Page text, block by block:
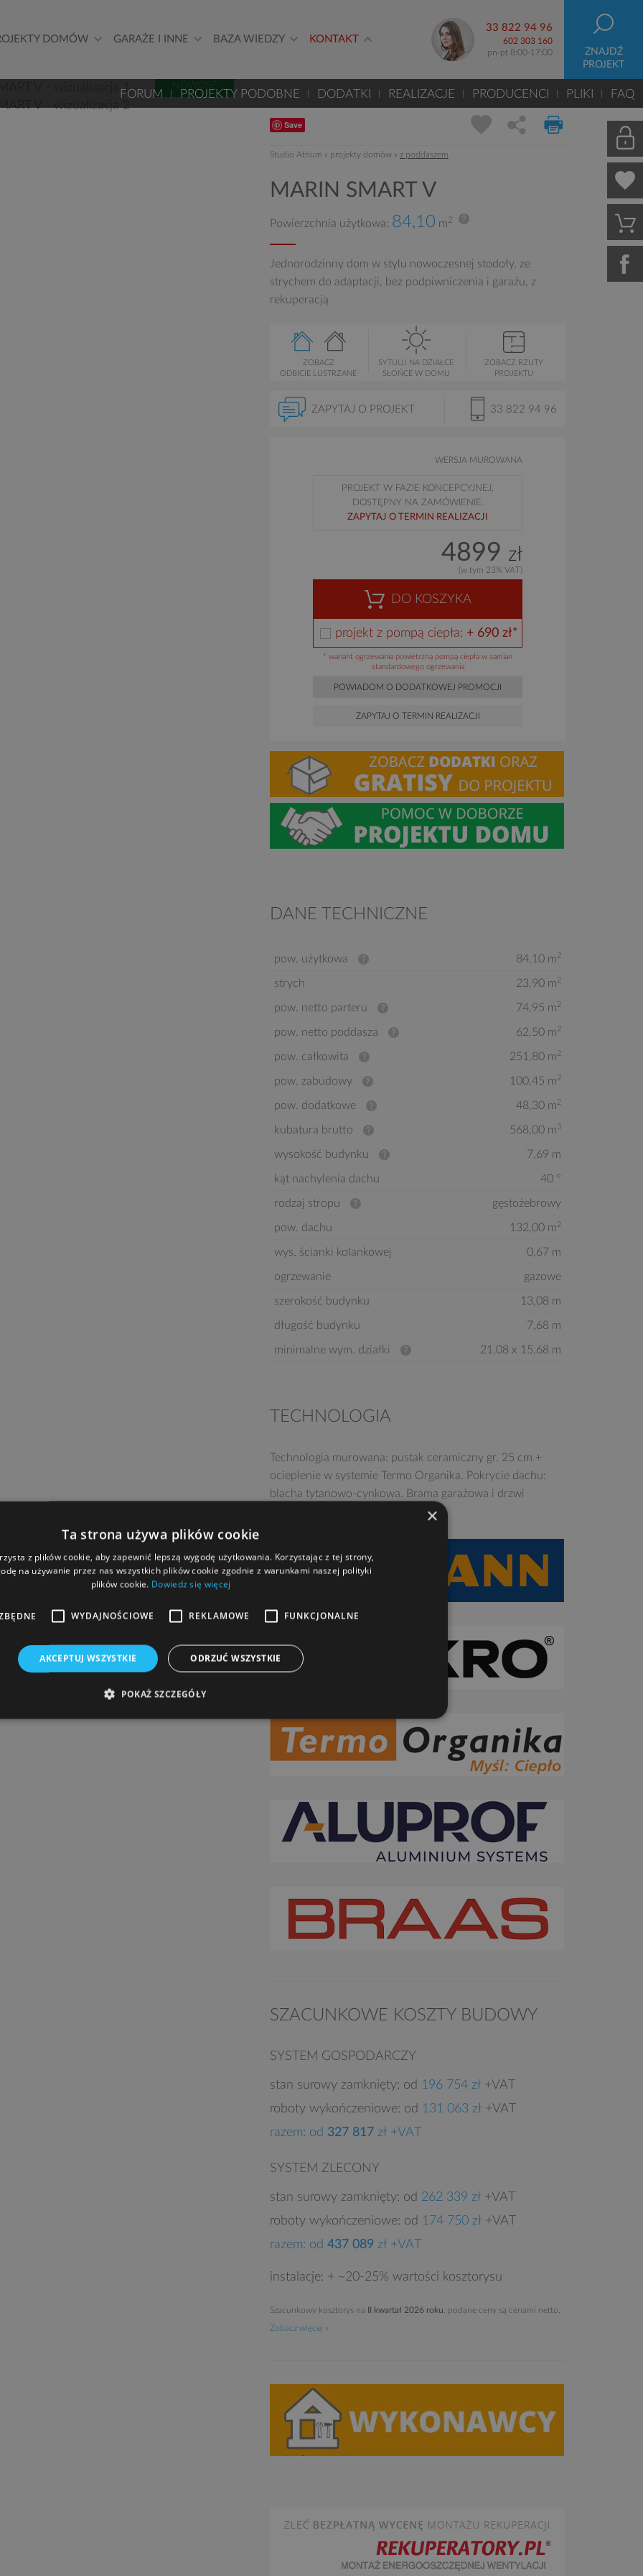
DOMÓW GARAŻE I INNE BAZA WIEDZY KONTAKT
33 822 94 96
602 303 160
pn-pt 8:00-17:00
ZNAJDŹ
PROJEKT
NOWOŚĆ
Save
Studio Atrium » projekty domów » z poddaszem
MARIN SMART V
Powierzchnia użytkowa: 84,10 m2
Jednorodzinny dom w stylu nowoczesnej stodoły, ze
strychem do adaptacji, bez podpiwniczenia i garażu, z
rekuperacją
ZOBACZ
ODBICIE LUSTRZANE
SYTUUJ NA DZIAŁCE
SŁOŃCE W DOMU
ZOBACZ RZUTY
PROJEKTU
ZAPYTAJ O PROJEKT 33 822 94 96
WERSJA MUROWANA
PROJEKT W FAZIE KONCEPCYJNEJ,
DOSTĘPNY NA ZAMÓWIENIE.
ZAPYTAJ O TERMIN REALIZACJI
4899 zł
(w tym 23% VAT)
DO KOSZYKA
projekt z pompą ciepła: + 690 zł*
* wariant ogrzewania powietrzną pompą ciepła w zamian
standardowego ogrzewania
POWIADOM O DODATKOWEJ PROMOCJI
ZAPYTAJ O TERMIN REALIZACJI
DANE TECHNICZNE
pow. użytkowa 84,10 m2
strych 23,90 m2
pow. netto parteru 74,95 m2
pow. netto poddasza 62,50 m2
pow. całkowita 251,80 m2
pow. zabudowy 100,45 m2
pow. dodatkowe 48,30 m2
kubatura brutto 568,00 m3
wysokość budynku 7,69 m
kąt nachylenia dachu 40 °
rodzaj stropu gęstożebrowy
pow. dachu 132,00 m2
wys. ścianki kolankowej 0,67 m
ogrzewanie gazowe
szerokość budynku 13,08 m
długość budynku 7,68 m
minimalne wym. działki 21,08 x 15,68 m
TECHNOLOGIA
Technologia murowana: pustak ceramiczny gr. 25 cm +
ocieplenie w systemie Termo Organika. Pokrycie dachu:
blacha tytanowo-cynkowa. Brama garażowa i drzwi
SZACUNKOWE KOSZTY BUDOWY
SYSTEM GOSPODARCZY
stan surowy zamknięty: od 196 754 zł +VAT
roboty wykończeniowe: od 131 063 zł +VAT
razem: od 327 817 zł +VAT
SYSTEM ZLECONY
stan surowy zamknięty: od 262 339 zł +VAT
roboty wykończeniowe: od 174 750 zł +VAT
razem: od 437 089 zł +VAT
instalacje: + ~20-25% wartości kosztorysu
Szacunkowy kosztorys na II kwartał 2026 roku , podane ceny są cenami netto.
Zobacz więcej »
FORUM PROJEKTY PODOBNE DODATKI REALIZACJE PRODUCENCI PLIKI FAQ
×
Ta strona używa plików cookie
z plików cookie, aby zapewnić lepszą wygodę użytkowania. Korzystając z tej strony,
na używanie przez nas wszystkich plików cookie zgodnie z warunkami naszej polityki
plików cookie. Dowiedz się więcej
WYDAJNOŚCIOWE REKLAMOWE FUNKCJONALNE
AKCEPTUJ WSZYSTKIE ODRZUĆ WSZYSTKIE
POKAŻ SZCZEGÓŁY